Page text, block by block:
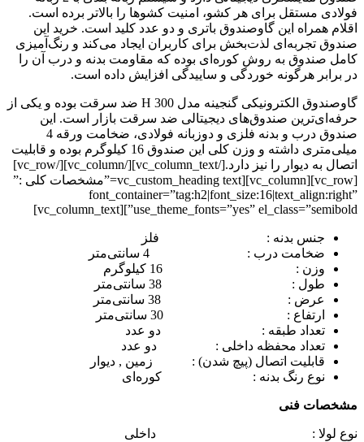
فولادی مستقل برای هر کشو، امنیت کشوها را بالاتر برده است.
اقلام همراه این گاوصندوق باتری و دو عدد کلید است. خرید این
صندوق تجربه‌ای لذت‌بخش برای کاربران ایجاد می‌کند و رنگ‌آمیزی
کامل صندوق به روش کوره‌ای بوده که مقاومت بدنه و درب آن را
در برابر هرگونه خوردگی و ساییدگی افزایش داده است.
گاوصندوق الکترونیکی گنجینه مدل H 300 ضد سرقت بوده و یکی از
حرفه‌ای‌ترین صندوق‌های دیجیتالی ضد سرقت بازار است. این
صندوق درب و بدنه فلزی و دوزبانه فولادی، ضخامت ورقه 4
میلی‌متری داشته و وزن کلی این صندوق 16 کیلوگرم بوده و قابلیت
اتصال به دیوار را نیز دارد.[/vc_column_text][/vc_column][/vc_row]
[vc_row][vc_column][vc_custom_heading text=”مشخصات کلی :”
font_container=”tag:h2|font_size:16|text_align:right”
use_theme_fonts=”yes” el_class=”semibold”][vc_column_text]
جنس بدنه : فلز
ضخامت درب : 4 سانتی‌متر
وزن : 16 کیلوگرم
طول : 38 سانتی‌متر
عرض : 38 سانتی‌متر
ارتفاع : 30 سانتی‌متر
تعداد طبقه : دو عدد
تعداد محفظه داخلی : دو عدد
قابلیت اتصال (پیچ شدن) : زمین , دیوار
نوع رنگ بدنه : کوره‌ای
مشخصات فنی
نوع لولا : داخلی